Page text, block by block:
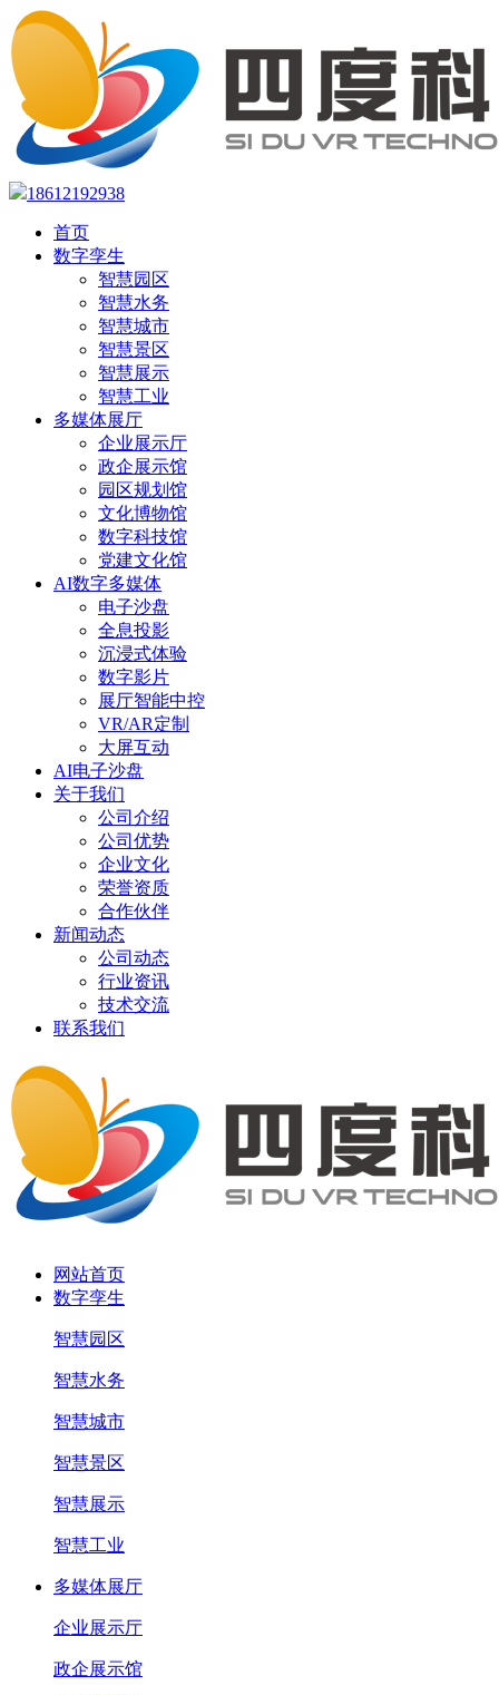
18612192938
首页
数字孪生
智慧园区
智慧水务
智慧城市
智慧景区
智慧展示
智慧工业
多媒体展厅
企业展示厅
政企展示馆
园区规划馆
文化博物馆
数字科技馆
党建文化馆
AI数字多媒体
电子沙盘
全息投影
沉浸式体验
数字影片
展厅智能中控
VR/AR定制
大屏互动
AI电子沙盘
关于我们
公司介绍
公司优势
企业文化
荣誉资质
合作伙伴
新闻动态
公司动态
行业资讯
技术交流
联系我们
网站首页
数字孪生
智慧园区
智慧水务
智慧城市
智慧景区
智慧展示
智慧工业
多媒体展厅
企业展示厅
政企展示馆